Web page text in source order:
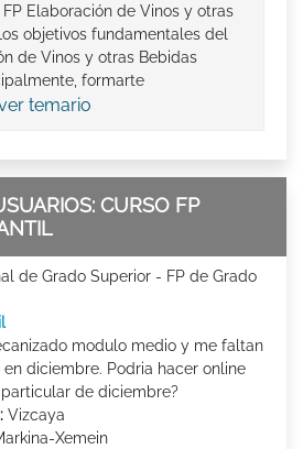
Elaboración de Vinos y otras
objetivos fundamentales del
de Vinos y otras Bebidas
formarte
temario
CURSO FP
de Grado Superior - FP de Grado
modulo medio y me faltan
diciembre. Podria hacer online
de diciembre?
Vizcaya
Xemein